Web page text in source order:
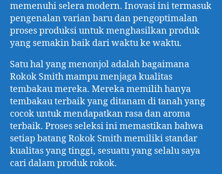
memenuhi selera modern. Inovasi ini termasuk
pengenalan varian baru dan pengoptimalan
proses produksi untuk menghasilkan produk
yang semakin baik dari waktu ke waktu.
Satu hal yang menonjol adalah bagaimana
Rokok Smith mampu menjaga kualitas
tembakau mereka. Mereka memilih hanya
tembakau terbaik yang ditanam di tanah yang
cocok untuk mendapatkan rasa dan aroma
terbaik. Proses seleksi ini memastikan bahwa
setiap batang Rokok Smith memiliki standar
kualitas yang tinggi, sesuatu yang selalu saya
cari dalam produk rokok.